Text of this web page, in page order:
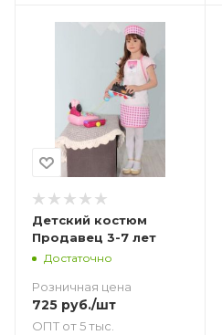
Детский костюм
Продавец 3-7 лет
Достаточно
Розничная цена
725 руб./шт
ОПТ от 5 тыс.